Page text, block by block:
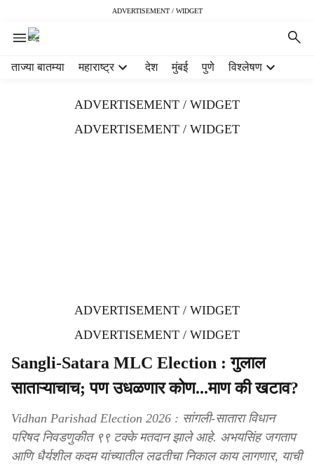
ADVERTISEMENT / WIDGET
ताज्या बातम्या महाराष्ट्र देश मुंबई पुणे विश्लेषण
ADVERTISEMENT / WIDGET
ADVERTISEMENT / WIDGET
ADVERTISEMENT / WIDGET
ADVERTISEMENT / WIDGET
Sangli-Satara MLC Election : गुलाल
साताऱ्याचाच; पण उधळणार कोण...माण की खटाव?
Vidhan Parishad Election 2026 : सांगली-सातारा विधान
परिषद निवडणुकीत ९९ टक्के मतदान झाले आहे. अभयसिंह जगताप
आणि धैर्यशील कदम यांच्यातील लढतीचा निकाल काय लागणार, याची